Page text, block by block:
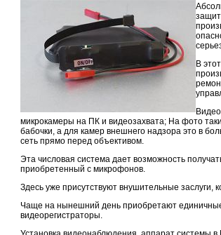
В
микрокамеры на ПК и видеозахвата; На фото
бабочки, а для камер внешнего надзора это в
сеть прямо перед объективом.
Эта числовая система дает возможность
приобретенный с микрофонов.
Здесь уже присутствуют внушительные заслуги,
Чаще на нынешний день приобретают
видеорегистраторы.